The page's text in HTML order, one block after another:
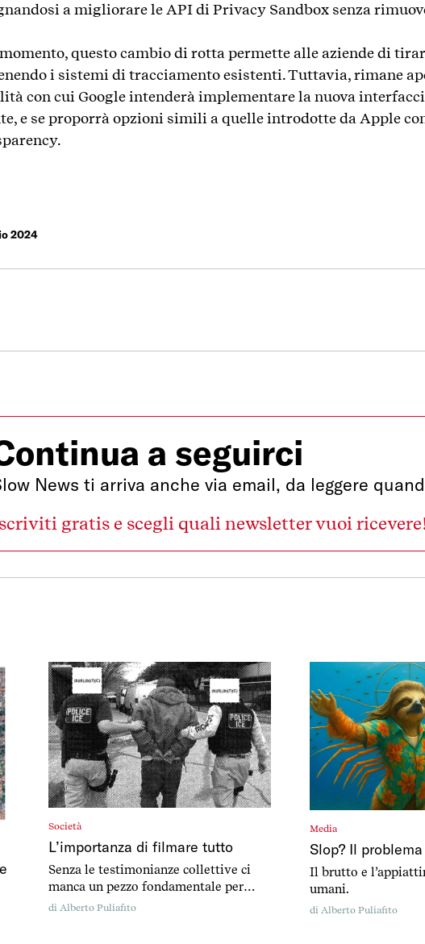
a migliorare le API di Privacy Sandbox senza
questo cambio di rotta permette alle aziende di
i sistemi di tracciamento esistenti. Tuttavia, rimane
con cui Google intenderà implementare la nuova
e se proporrà opzioni simili a quelle introdotte da Apple
2024
a seguirci
News ti arriva anche via email, da leggere
gratis e scegli quali newsletter vuoi
Società
L’importanza di filmare tutto
Senza le testimonianze collettive ci
manca un pezzo fondamentale per
smascherare le narrazioni del potere.
di Alberto Puliafito
Media
Slop? Il
Il brutto e
umani.
di Alberto Puliafito